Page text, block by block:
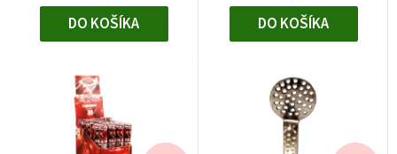
DO KOŠÍKA DO KOŠÍKA